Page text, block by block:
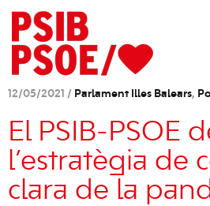
12/05/2021 / Parlament Illes Balears,
El PSIB-PSOE
l’estratègia de
clara de la